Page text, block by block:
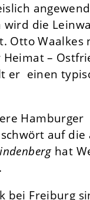
wird die
Otto
Heimat –
er einen
Hamburger
auf die
hat
bei Freiburg